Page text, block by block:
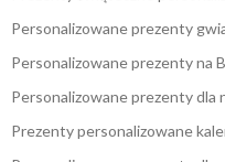
Personalizowane prezenty
Personalizowane prezenty na
Personalizowane prezenty dla
Prezenty personalizowane